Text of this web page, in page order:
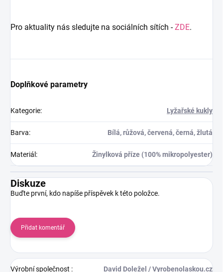
Pro aktuality nás sledujte na sociálních sítích -ZDE.
Doplňkové parametry
Kategorie: Lyžařské kukly
Barva: Bílá, růžová, červená, černá, žlutá
Materiál : Žinylková příze (100% mikropolyester)
Diskuze
Buďte první, kdo napíše příspěvek k této položce.
Přidat komentář
Výrobní společnost : David Doležel / Vyrobenolaskou.cz